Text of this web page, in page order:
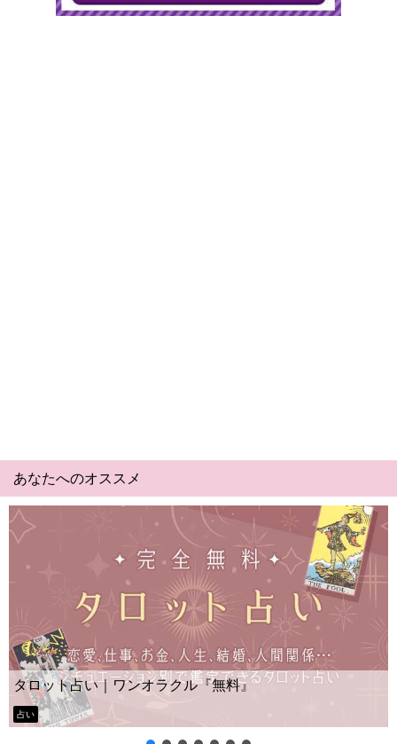
あなたへのオススメ
Yes No占い｜無料タロット◆私の質問の答えはイ
ー？
タロット占い